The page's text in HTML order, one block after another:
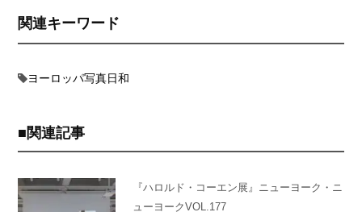
関連キーワード
ヨーロッパ写真日和
関連記事
『ハロルド・コーエン展』ニューヨーク・ニ
ューヨークVOL.177